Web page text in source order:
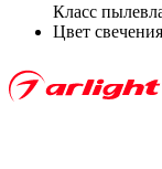
Класс
Цвет свечения